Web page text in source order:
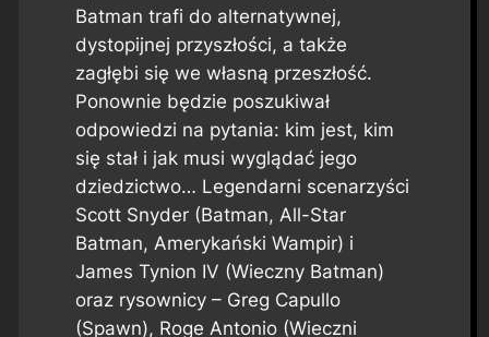
Batman trafi do alternatywnej,
dystopijnej przyszłości, a także
zagłębi się we własną przeszłość.
Ponownie będzie poszukiwał
odpowiedzi na pytania: kim jest, kim
się stał i jak musi wyglądać jego
dziedzictwo… Legendarni scenarzyści
Scott Snyder (Batman, All-Star
Batman, Amerykański Wampir) i
James Tynion IV (Wieczny Batman)
oraz rysownicy – Greg Capullo
(Spawn), Roge Antonio (Wieczni